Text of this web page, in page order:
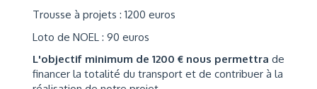
Trousse à projets : 1200 euros
Loto de NOEL : 90 euros
L'objectif minimum de 1200 € nous permettra de
financer la totalité du transport et de contribuer à la